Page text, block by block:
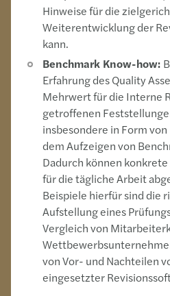
Hinweise für die
Weiterentwicklung der
kann.
Benchmark Know-how:
Erfahrung des Quality
Mehrwert für die Interne
getroffenen
insbesondere in Form
dem Aufzeigen von
Dadurch können
für die tägliche Arbeit
Beispiele hierfür sind die
Aufstellung eines
Vergleich von
von Vor- und Nachteilen
eingesetzter